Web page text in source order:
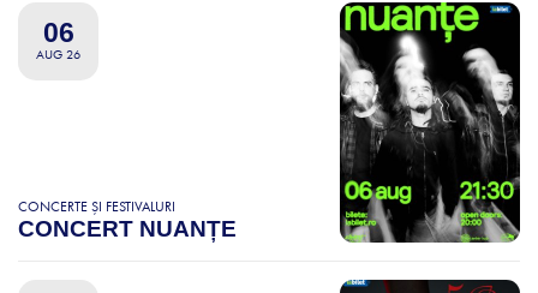
06
AUG 26
CONCERTE ȘI FESTIVALURI
CONCERT NUANȚE